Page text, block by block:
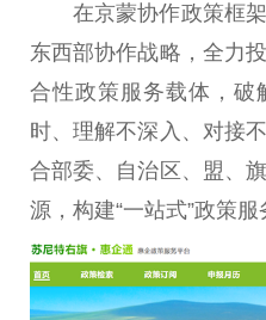
在京蒙协作政策框
东西部协作战略，全力
合性政策服务载体，破
时、理解不深入、对接
合部委、自治区、盟、
源，构建“一站式”政策服